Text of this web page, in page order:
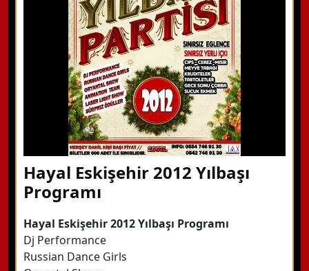
Detaylı Bilgi Alın
Hayal Eskişehir 2012 Yılbaşı
Programı
Hayal Eskişehir 2012 Yılbaşı Programı
Dj Performance
Russian Dance Girls